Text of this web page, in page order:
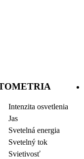
Intenzita osvetlenia
Jas
Svetelná energia
Svetelný tok
Svietivosť